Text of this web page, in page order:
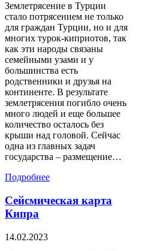
Землетрясение в Турции
стало потрясением не только
для граждан Турции, но и для
многих турок-киприотов, так
как эти народы связаны
семейными узами и у
большинства есть
родственники и друзья на
континенте. В результате
землетрясения погибло очень
много людей и еще большее
количество осталось без
крыши над головой. Сейчас
одна из главных задач
государства – размещение…
Подробнее
Сейсмическая карта
Кипра
14.02.2023